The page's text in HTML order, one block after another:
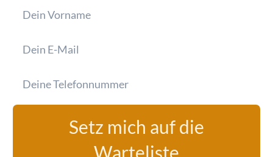
Setz mich auf die
Warteliste